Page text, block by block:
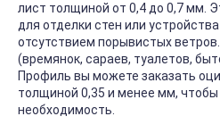
лист толщиной от 0,4 до 0,7 мм.
для отделки стен или
отсутствием порывистых
(времянок, сараев, туалетов,
Профиль вы можете заказать
толщиной 0,35 и менее мм, чтобы
необходимость.